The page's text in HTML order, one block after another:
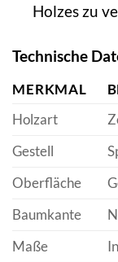
Holzes zu
Technische
MERKMAL
Holzart
Gestell
Oberfläche
Baumkante
Maße